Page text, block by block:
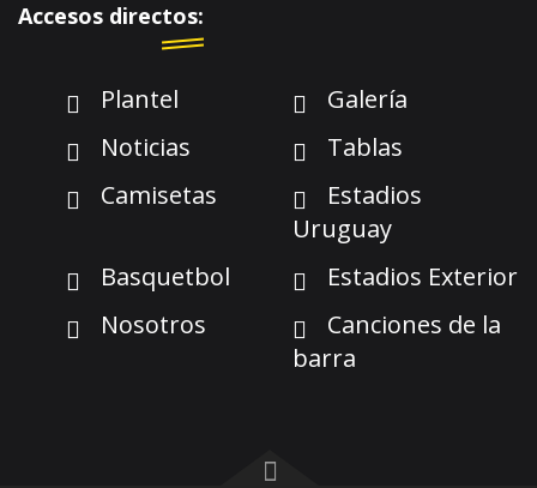
Accesos directos:
Plantel
Galería
Noticias
Tablas
Camisetas
Estadios
Uruguay
Basquetbol
Estadios Exterior
Nosotros
Canciones de la
barra